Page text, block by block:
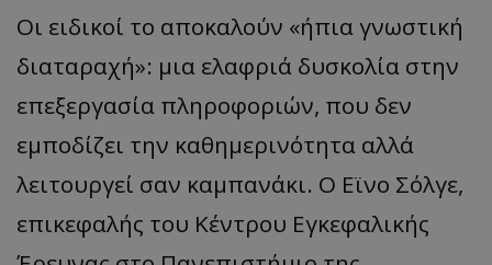
Οι ειδικοί το αποκαλούν «ήπια γνωστική
διαταραχή»: μια ελαφριά δυσκολία στην
επεξεργασία πληροφοριών, που δεν
εμποδίζει την καθημερινότητα αλλά
λειτουργεί σαν καμπανάκι. Ο Εϊνο Σόλγε,
επικεφαλής του Κέντρου Εγκεφαλικής